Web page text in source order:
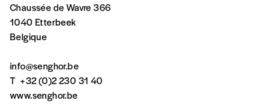
Les mots de passe ne correspondent pas
NOS
FORMULES
Chaussée de Wavre 366
1040 Etterbeek
Belgique
info@senghor.be
T +32 (0)2 230 31 40
www.senghor.be